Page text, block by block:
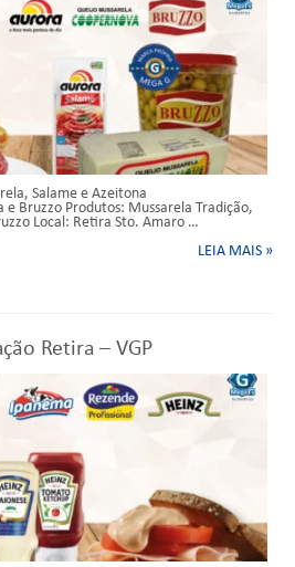
Salame e Azeitona
Bruzzo Produtos: Mussarela Tradição,
Local: Retira Sto. Amaro …
LEIA MAIS »
Retira – VGP